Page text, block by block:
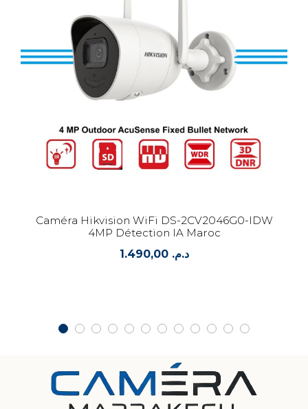
Caméra Hikvision WiFi DS-2CV2046G0-IDW
4MP Détection IA Maroc
د.م. 1.490,00